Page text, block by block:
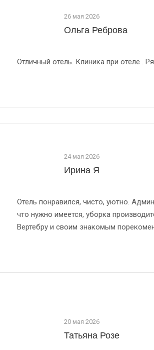
26 мая 2026
Ольга Реброва
Отличный отель. Клиника при отеле .
24 мая 2026
Ирина Я
Отель понравился, чисто, уютно.
что нужно имеется, уборка
Вертебру и своим знакомым
20 мая 2026
Татьяна Розе